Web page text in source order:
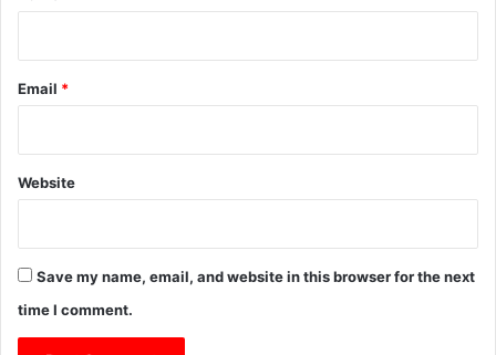
Email *
Website
Save my name, email, and website in this browser for the next
time I comment.